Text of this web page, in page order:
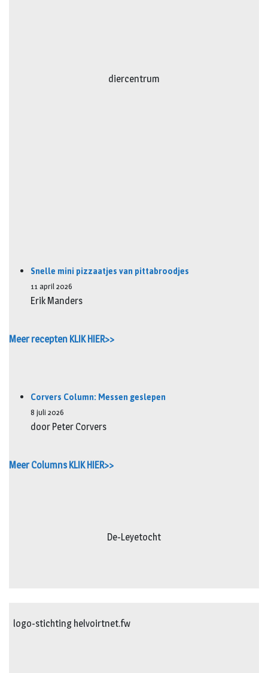
diercentrum
Snelle mini pizzaatjes van pittabroodjes
11 april 2026
Erik Manders
Meer recepten KLIK HIER>>
Corvers Column: Messen geslepen
8 juli 2026
door Peter Corvers
Meer Columns KLIK HIER>>
De-Leyetocht
logo-stichting helvoirtnet.fw